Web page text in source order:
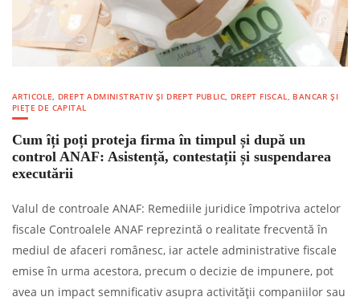
ARTICOLE, DREPT ADMINISTRATIV ȘI DREPT PUBLIC, DREPT FISCAL, BANCAR ȘI
PIEȚE DE CAPITAL
Cum îți poți proteja firma în timpul și după un
control ANAF: Asistență, contestații și suspendarea
executării
Valul de controale ANAF: Remediile juridice împotriva actelor
fiscale Controalele ANAF reprezintă o realitate frecventă în
mediul de afaceri românesc, iar actele administrative fiscale
emise în urma acestora, precum o decizie de impunere, pot
avea un impact semnificativ asupra activității companiilor sau